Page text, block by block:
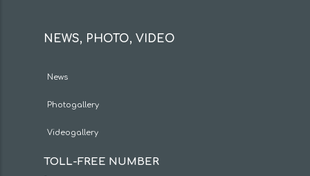
NEWS, PHOTO, VIDEO
News
Photogallery
Videogallery
TOLL-FREE NUMBER